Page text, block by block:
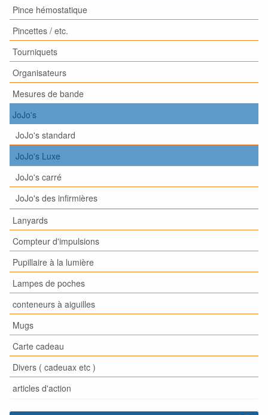
Pince hémostatique
Pincettes / etc.
Tourniquets
Organisateurs
Mesures de bande
JoJo's
JoJo's standard
JoJo's Luxe
JoJo's carré
JoJo's des infirmières
Lanyards
Compteur d'impulsions
Pupillaire à la lumière
Lampes de poches
conteneurs à aiguilles
Mugs
Carte cadeau
Divers ( cadeuax etc )
articles d'action